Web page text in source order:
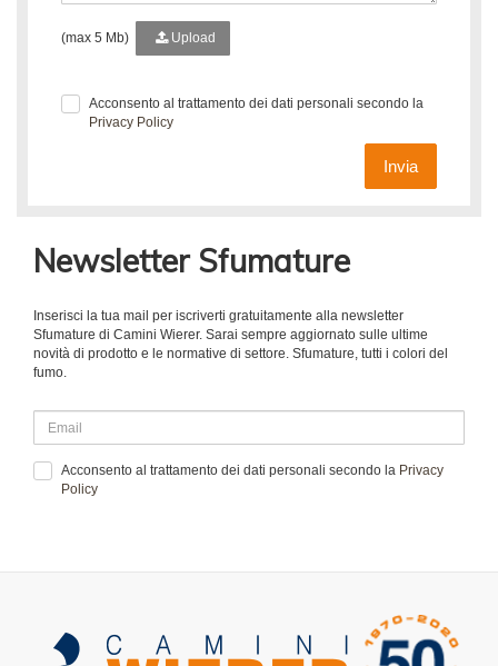
(max 5 Mb) Upload
Acconsento al trattamento dei dati personali secondo la
Privacy Policy
Invia
Newsletter Sfumature
Inserisci la tua mail per iscriverti gratuitamente alla newsletter
Sfumature di Camini Wierer. Sarai sempre aggiornato sulle ultime
novità di prodotto e le normative di settore. Sfumature, tutti i colori del
fumo.
Acconsento al trattamento dei dati personali secondo la Privacy
Policy